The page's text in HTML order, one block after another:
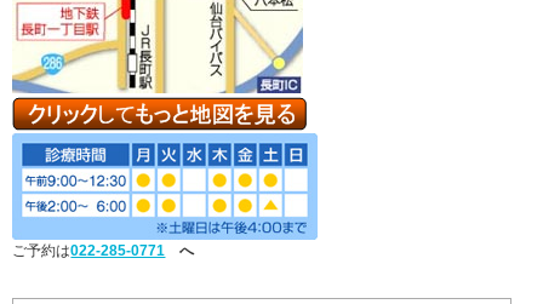
ご予約は022-285-0771 へ